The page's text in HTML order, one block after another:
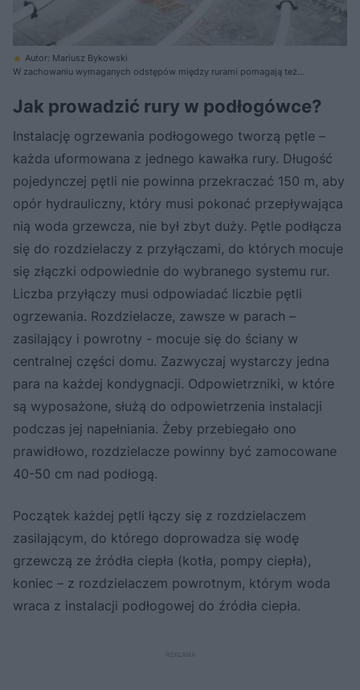
Autor: Mariusz Bykowski
W zachowaniu wymaganych odstępów między rurami pomagają też
Jak prowadzić rury w podłogówce?
Instalację ogrzewania podłogowego tworzą pętle –
każda uformowana z jednego kawałka rury. Długość
pojedynczej pętli nie powinna przekraczać 150 m, aby
opór hydrauliczny, który musi pokonać przepływająca
nią woda grzewcza, nie był zbyt duży. Pętle podłącza
się do rozdzielaczy z przyłączami, do których mocuje
się złączki odpowiednie do wybranego systemu rur.
Liczba przyłączy musi odpowiadać liczbie pętli
ogrzewania. Rozdzielacze, zawsze w parach –
zasilający i powrotny - mocuje się do ściany w
centralnej części domu. Zazwyczaj wystarczy jedna
para na każdej kondygnacji. Odpowietrzniki, w które
są wyposażone, służą do odpowietrzenia instalacji
podczas jej napełniania. Żeby przebiegało ono
prawidłowo, rozdzielacze powinny być zamocowane
40-50 cm nad podłogą.
Początek każdej pętli łączy się z rozdzielaczem
zasilającym, do którego doprowadza się wodę
grzewczą ze źródła ciepła (kotła, pompy ciepła),
koniec – z rozdzielaczem powrotnym, którym woda
wraca z instalacji podłogowej do źródła ciepła.